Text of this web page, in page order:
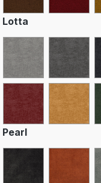
Lotta
Pearl